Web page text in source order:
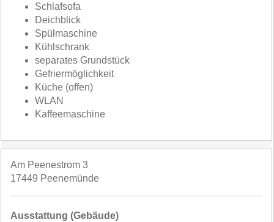
Schlafsofa
Deichblick
Spülmaschine
Kühlschrank
separates Grundstück
Gefriermöglichkeit
Küche (offen)
WLAN
Kaffeemaschine
Am Peenestrom 3
17449 Peenemünde
Ausstattung (Gebäude)